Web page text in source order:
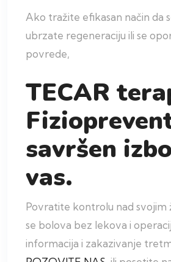
Ako tražite efikasan način da
ubrzate regeneraciju ili se
povrede,
TECAR
savršen
vas.
Povratite kontrolu nad svojim
se bolova bez lekova i
informacija i zakazivanje